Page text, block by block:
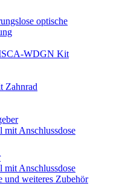
optische
WDGN Kit
Zahnrad
mit Anschlussdose
mit Anschlussdose
und weiteres Zubehör